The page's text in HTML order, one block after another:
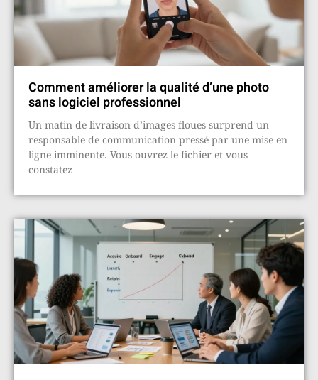
Comment améliorer la qualité d’une photo
sans logiciel professionnel
Un matin de livraison d’images floues surprend un
responsable de communication pressé par une mise en
ligne imminente. Vous ouvrez le fichier et vous
constatez